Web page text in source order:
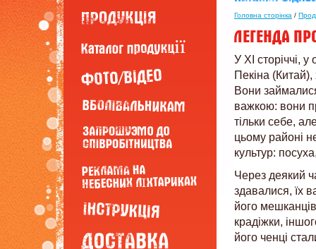
Головна сторінка /
У XI сторіччі,
Пекіна
Вони
важкою: вони
тільки себе,
цьому районі
культур:
Через деякий
здавалися, їх
його
крадіжки,
його ченці